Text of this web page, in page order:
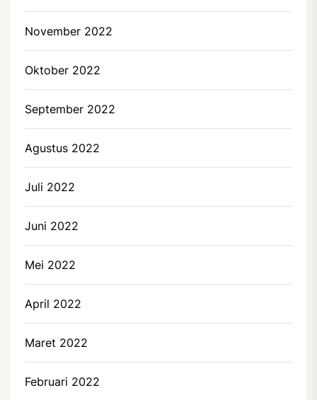
November 2022
Oktober 2022
September 2022
Agustus 2022
Juli 2022
Juni 2022
Mei 2022
April 2022
Maret 2022
Februari 2022